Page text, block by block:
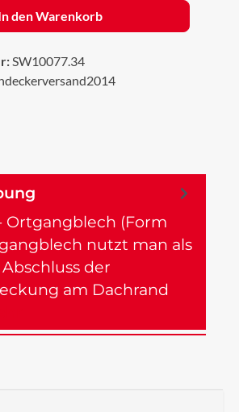
den Warenkorb
SW10077.34
Ortgangblech (Form
nutzt man als
der
am Dachrand